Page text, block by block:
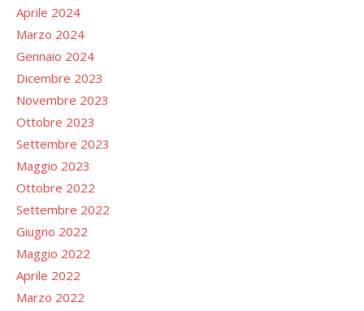
Aprile 2024
Marzo 2024
Gennaio 2024
Dicembre 2023
Novembre 2023
Ottobre 2023
Settembre 2023
Maggio 2023
Ottobre 2022
Settembre 2022
Giugno 2022
Maggio 2022
Aprile 2022
Marzo 2022